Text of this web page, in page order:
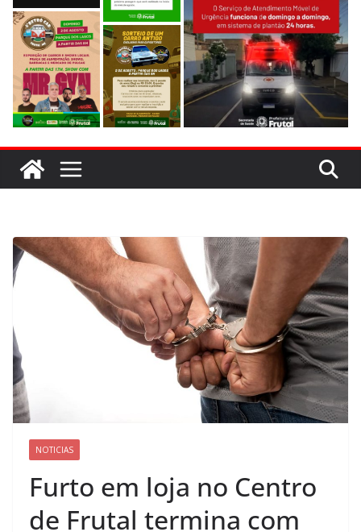
NOTICIAS
Furto em loja no Centro
de Frutal termina com